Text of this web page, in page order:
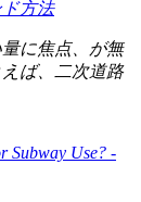
方法
に焦点、が無
ば、二次道路
Subway Use? -